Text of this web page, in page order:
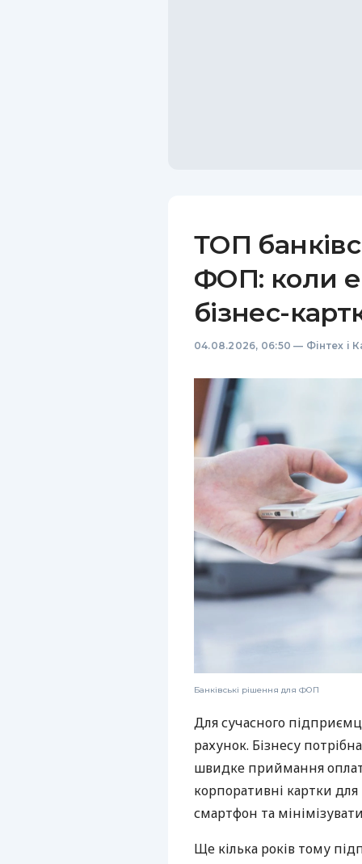
ТОП
ФОП: коли
бізнес-
04.08.2026, 06:50 — Фінтех і
Банківські рішення для ФОП
Для сучасного
рахунок. Бізнесу
швидке приймання
корпоративні картки
смартфон та
Ще кілька років тому